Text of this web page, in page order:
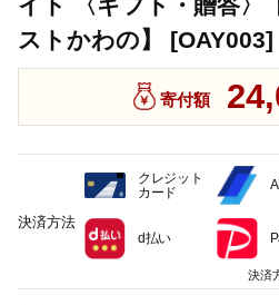
イト 〈ギフト・贈答〉
ストかわの】 [OAY003]
寄付額
決済方法
クレジット
カード
d払い
決済